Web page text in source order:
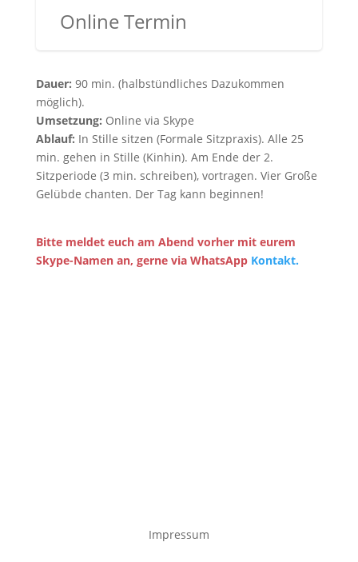
Online Termin
Dauer: 90 min. (halbstündliches Dazukommen
möglich).
Umsetzung: Online via Skype
Ablauf: In Stille sitzen (Formale Sitzpraxis). Alle 25
min. gehen in Stille (Kinhin). Am Ende der 2.
Sitzperiode (3 min. schreiben), vortragen. Vier Große
Gelübde chanten. Der Tag kann beginnen!
Bitte meldet euch am Abend vorher mit eurem
Skype-Namen an, gerne via WhatsApp Kontakt.
Impressum